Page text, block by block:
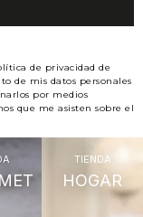
de privacidad de
de mis datos personales
por medios
que me asisten sobre el
TIENDA
HOGAR